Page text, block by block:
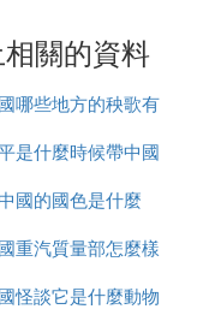
關的資料
哪些地方的秧歌有
名
是什麼時候帶中國
女排的
國的國色是什麼
重汽質量部怎麼樣
怪談它是什麼動物